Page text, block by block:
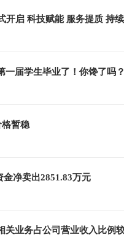
开启 科技赋能 服务提质 持
一届学生毕业了！你馋了吗？
暂稳
金净卖出2851.83万元
关业务占公司营业收入比例